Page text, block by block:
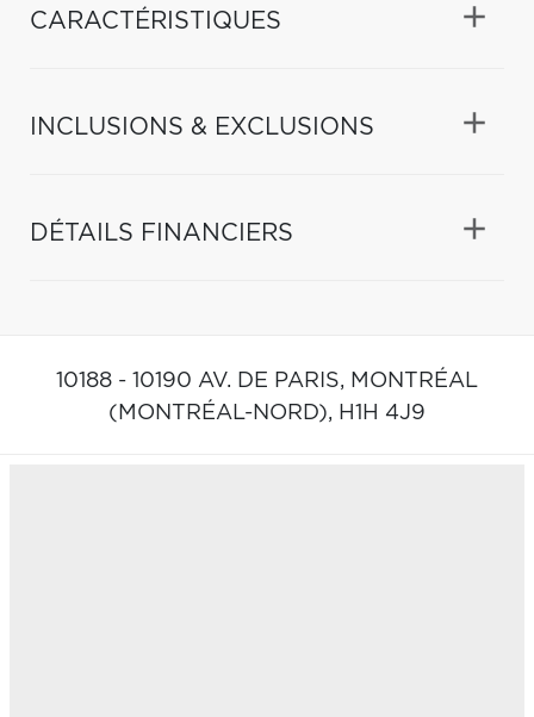
CARACTÉRISTIQUES
INCLUSIONS & EXCLUSIONS
DÉTAILS FINANCIERS
10188 - 10190 AV. DE PARIS, MONTRÉAL
(MONTRÉAL-NORD), H1H 4J9